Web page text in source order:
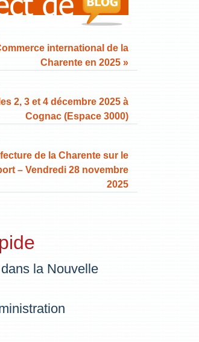
international de la
Charente en 2025 »
2, 3 et 4 décembre 2025 à
Cognac (Espace 3000)
de la Charente sur le
– Vendredi 28 novembre
2025
la Nouvelle